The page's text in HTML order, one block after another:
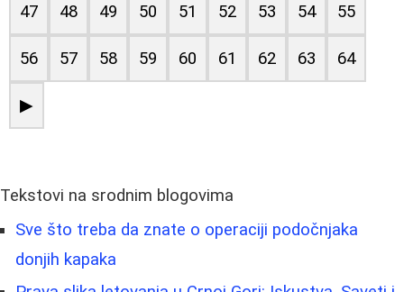
47 48 49 50 51 52 53 54 55
56 57 58 59 60 61 62 63 64
▶
Tekstovi na srodnim blogovima
Sve što treba da znate o operaciji podočnjaka
donjih kapaka